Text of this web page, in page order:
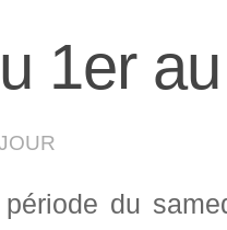
1er
du